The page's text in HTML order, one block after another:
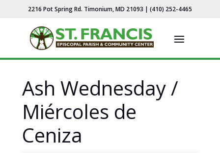
2216 Pot Spring Rd. Timonium, MD 21093 | (410) 252-4465
Ash Wednesday /
Miércoles de
Ceniza